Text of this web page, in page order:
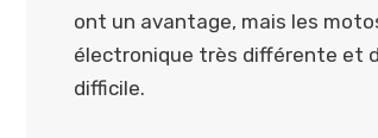
ont un avantage, mais les
électronique très différente et
difficile.